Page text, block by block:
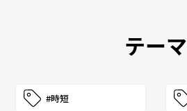
テーマ
#時短